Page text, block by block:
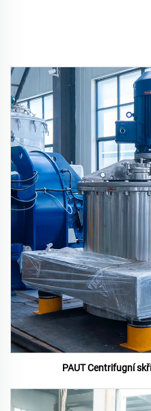
PAUT Centrifugní